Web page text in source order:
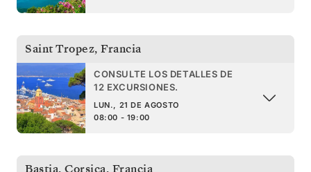
Saint Tropez, Francia
CONSULTE LOS DETALLES DE
12 EXCURSIONES.
LUN., 21 DE AGOSTO
08:00 - 19:00
Bastia, Corsica, Francia